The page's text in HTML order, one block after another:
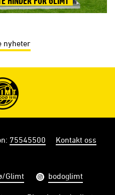
nyheter
: 75545500 Kontakt oss
Glimt bodoglimt